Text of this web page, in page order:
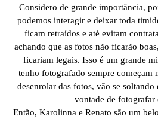
Considero de grande importância,
podemos interagir e deixar toda
ficam retraídos e até evitam
achando que as fotos não ficarão
ficariam legais. Isso é um grande
tenho fotografado sempre começam
desenrolar das fotos, vão se
vontade de fotografar
Então, Karolinna e Renato são um